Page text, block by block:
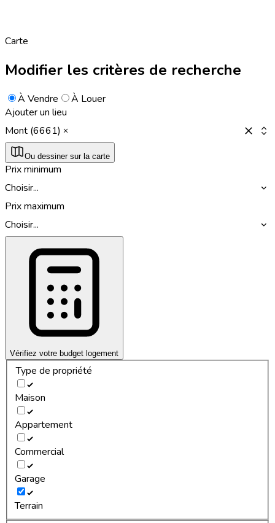
Carte
Modifier les critères de recherche
À Vendre
À Louer
Ajouter un lieu
Mont (6661)
Ou dessiner sur la carte
Prix minimum
Choisir...
Prix maximum
Choisir...
Vérifiez votre budget logement
Type de propriété
Maison
Appartement
Commercial
Garage
Terrain